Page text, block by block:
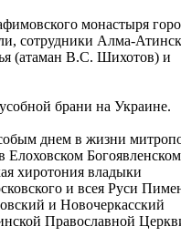
монастыря
сотрудники Алма-
(атаман В.С. Шихотов) и
брани на Украине.
днем в жизни
Елоховском Богоявленском
хиротония владыки
и всея Руси
и Новочеркасский
Православной